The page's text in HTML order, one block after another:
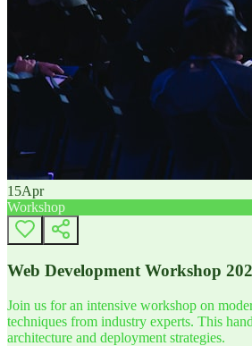
15Apr
Workshop
Web Development Workshop
Join us for an intensive workshop on
techniques from industry experts. This
architecture and deployment strategies.